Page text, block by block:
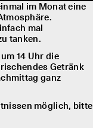
im Monat eine
mal
tanken.
14 Uhr die
Getränk
ganz
möglich, bitte